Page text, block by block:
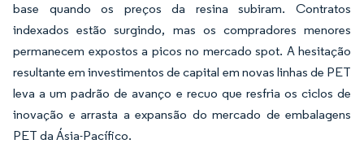
base quando os preços da resina subiram. Contratos
indexados estão surgindo, mas os compradores menores
permanecem expostos a picos no mercado spot. A hesitação
resultante em investimentos de capital em novas linhas de PET
leva a um padrão de avanço e recuo que resfria os ciclos de
inovação e arrasta a expansão do mercado de embalagens
PET da Ásia-Pacífico.